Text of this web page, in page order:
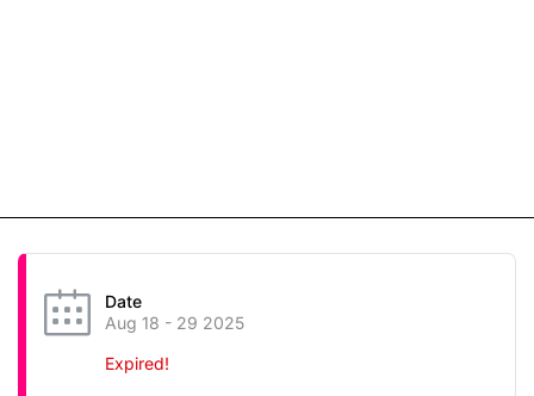
Date
Aug 18 - 29 2025
Expired!